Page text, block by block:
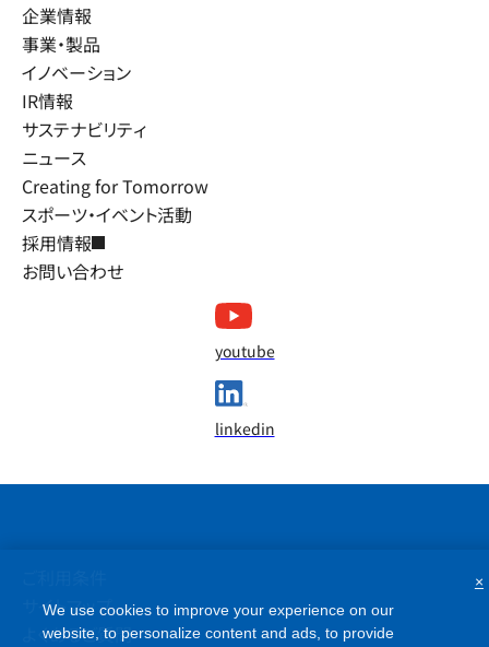
企業情報
事業・製品
イノベーション
IR情報
サステナビリティ
ニュース
Creating for Tomorrow
スポーツ・イベント活動
採用情報
お問い合わせ
youtube
linkedin
サイトマップ
よくあるご質問
We use cookies to improve your experience on our
website, to personalize content and ads, to provide
×